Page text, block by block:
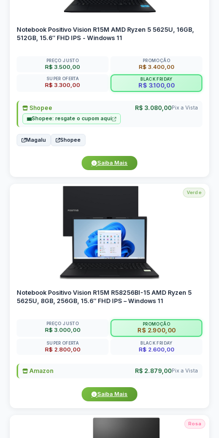
Notebook Positivo Vision R15M AMD Ryzen 5 5625U, 16GB,
512GB, 15.6″ FHD IPS - Windows 11
PREÇO JUSTO
R$ 3.500,00
PROMOÇÃO
R$ 3.400,00
SUPER OFERTA
R$ 3.300,00
BLACK FRIDAY
R$ 3.100,00
Shopee R$ 3.080,00Pix a Vista
Shopee: resgate o cupom aqui
Magalu Shopee
Saiba Mais
Verde
Notebook Positivo Vision R15M R58256BI-15 AMD Ryzen 5
5625U, 8GB, 256GB, 15.6″ FHD IPS – Windows 11
PREÇO JUSTO
R$ 3.000,00
PROMOÇÃO
R$ 2.900,00
SUPER OFERTA
R$ 2.800,00
BLACK FRIDAY
R$ 2.600,00
Amazon R$ 2.879,00Pix a Vista
Saiba Mais
Rosa